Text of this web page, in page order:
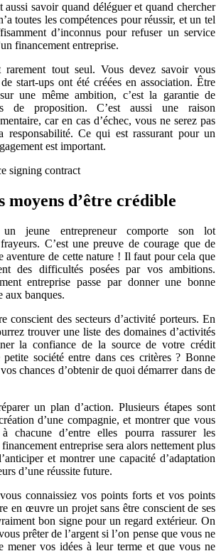
savoir quand déléguer et quand chercher
toutes les compétences pour réussir, et un tel
d’inconnus pour refuser un service
financement entreprise.
tout seul. Vous devez savoir vous
start-ups ont été créées en association. Être
une même ambition, c’est la garantie de
de proposition. C’est aussi une raison
car en cas d’échec, vous ne serez pas
responsabilité. Ce qui est rassurant pour un
est important.
moyens d’être crédible
un jeune entrepreneur comporte son lot
C’est une preuve de courage que de
aventure de cette nature ! Il faut pour cela que
des difficultés posées par vos ambitions.
entreprise passe par donner une bonne
aux banques.
conscient des secteurs d’activité porteurs. En
trouver une liste des domaines d’activités
la confiance de la source de votre crédit
société entre dans ces critères ? Bonne
chances d’obtenir de quoi démarrer dans de
un plan d’action. Plusieurs étapes sont
d’une compagnie, et montrer que vous
chacune d’entre elles pourra rassurer les
entreprise sera alors nettement plus
et montrer une capacité d’adaptation
d’une réussite future.
connaissiez vos points forts et vos points
en œuvre un projet sans être conscient de ses
bon signe pour un regard extérieur. On
prêter de l’argent si l’on pense que vous ne
mener vos idées à leur terme et que vous ne